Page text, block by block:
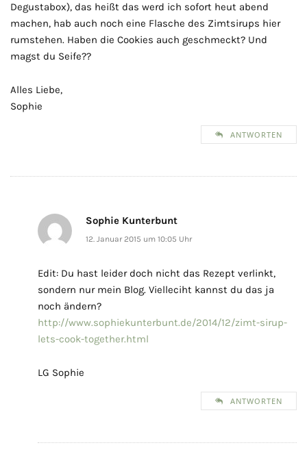
Degustabox), das heißt das werd ich sofort heut abend
machen, hab auch noch eine Flasche des Zimtsirups hier
rumstehen. Haben die Cookies auch geschmeckt? Und
magst du Seife??
Alles Liebe,
Sophie
ANTWORTEN
Sophie Kunterbunt
12. Januar 2015 um 10:05 Uhr
Edit: Du hast leider doch nicht das Rezept verlinkt,
sondern nur mein Blog. Vielleciht kannst du das ja
noch ändern?
http://www.sophiekunterbunt.de/2014/12/zimt-sirup-
lets-cook-together.html
LG Sophie
ANTWORTEN